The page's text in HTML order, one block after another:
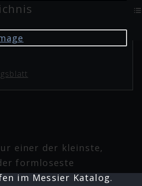
einer der kleinste,
formloseste
im Messier Katalog.